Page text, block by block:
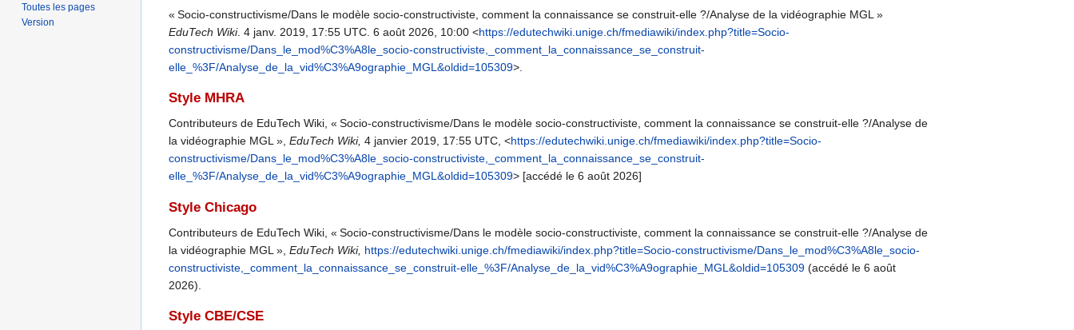
« Socio-constructivisme/Dans le modèle socio-constructiviste, comment la connaissance se construit-elle ?/Analyse de la vidéographie MGL »
EduTech Wiki. 4 janv. 2019, 17:55 UTC. 6 août 2026, 10:00 <https://edutechwiki.unige.ch/fmediawiki/index.php?title=Socio-
constructivisme/Dans_le_mod%C3%A8le_socio-constructiviste,_comment_la_connaissance_se_construit-
elle_%3F/Analyse_de_la_vid%C3%A9ographie_MGL&oldid=105309>.
Style MHRA
Contributeurs de EduTech Wiki, « Socio-constructivisme/Dans le modèle socio-constructiviste, comment la connaissance se construit-elle ?/Analyse de
la vidéographie MGL », EduTech Wiki, 4 janvier 2019, 17:55 UTC, <https://edutechwiki.unige.ch/fmediawiki/index.php?title=Socio-
constructivisme/Dans_le_mod%C3%A8le_socio-constructiviste,_comment_la_connaissance_se_construit-
elle_%3F/Analyse_de_la_vid%C3%A9ographie_MGL&oldid=105309> [accédé le 6 août 2026]
Style Chicago
Contributeurs de EduTech Wiki, « Socio-constructivisme/Dans le modèle socio-constructiviste, comment la connaissance se construit-elle ?/Analyse de
la vidéographie MGL », EduTech Wiki, https://edutechwiki.unige.ch/fmediawiki/index.php?title=Socio-constructivisme/Dans_le_mod%C3%A8le_socio-
constructiviste,_comment_la_connaissance_se_construit-elle_%3F/Analyse_de_la_vid%C3%A9ographie_MGL&oldid=105309 (accédé le 6 août
2026).
Style CBE/CSE
Toutes les pages
Version